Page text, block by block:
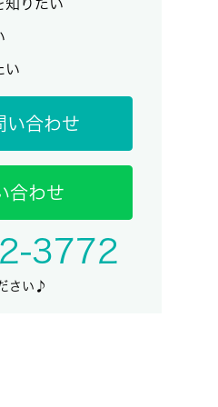
知りたい
い
い合わせ
合わせ
3772
さい♪